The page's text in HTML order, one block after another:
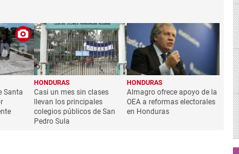
Santa
HONDURAS
Casi un mes sin clases
llevan los principales
colegios públicos de San
Pedro Sula
HONDURAS
Almagro ofrece apoyo de la
OEA a reformas electorales
en Honduras